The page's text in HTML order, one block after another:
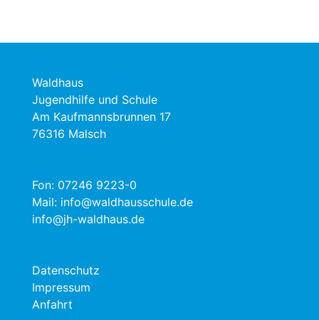
Waldhaus
Jugendhilfe und Schule
Am Kaufmannsbrunnen 17
76316 Malsch
Fon: 07246 9223-0
Mail: info@waldhausschule.de
info@jh-waldhaus.de
Datenschutz
Impressum
Anfahrt